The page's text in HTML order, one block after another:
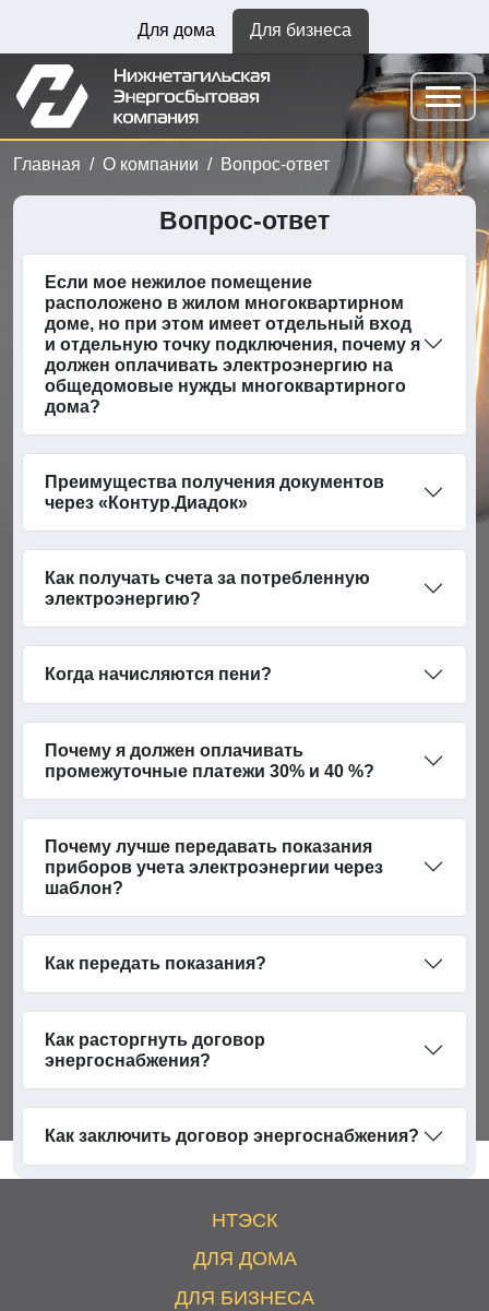
Для дома Для бизнеса
Главная О компании Вопрос-ответ
Вопрос-ответ
Если мое нежилое помещение
расположено в жилом многоквартирном
доме, но при этом имеет отдельный вход
и отдельную точку подключения, почему я
должен оплачивать электроэнергию на
общедомовые нужды многоквартирного
дома?
Преимущества получения документов
через «Контур.Диадок»
Как получать счета за потребленную
электроэнергию?
Когда начисляются пени?
Почему я должен оплачивать
промежуточные платежи 30% и 40 %?
Почему лучше передавать показания
приборов учета электроэнергии через
шаблон?
Как передать показания?
Как расторгнуть договор
энергоснабжения?
Как заключить договор энергоснабжения?
НТЭСК
ДЛЯ ДОМА
ДЛЯ БИЗНЕСА